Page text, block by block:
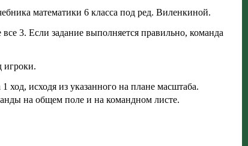
математики 6 класса под ред. Виленкиной.
3. Если задание выполняется правильно, команда
игроки.
ход, исходя из указанного на плане масштаба.
на общем поле и на командном листе.